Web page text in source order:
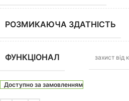
РОЗМИКАЮЧА ЗДАТНІСТЬ
ФУНКЦІОНАЛ захист від
Доступно за замовленням